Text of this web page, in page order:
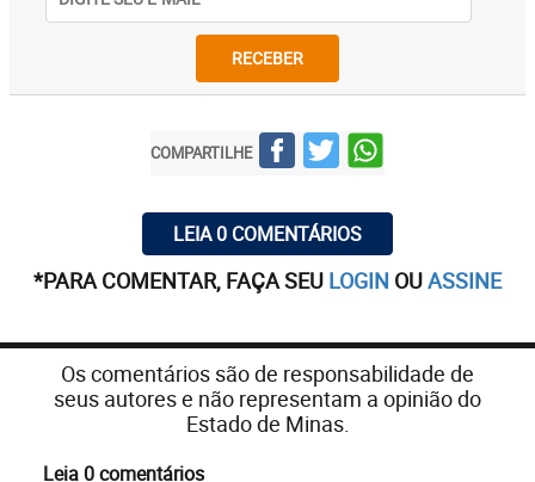
RECEBER
COMPARTILHE
LEIA 0 COMENTÁRIOS
*PARA COMENTAR, FAÇA SEU LOGIN OUASSINE
Os comentários são de responsabilidade de
seus autores e não representam a opinião do
Estado de Minas.
Leia 0 comentários